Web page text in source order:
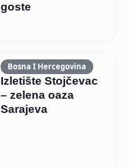
goste
Bosna I Hercegovina
Izletište Stojčevac
– zelena oaza
Sarajeva